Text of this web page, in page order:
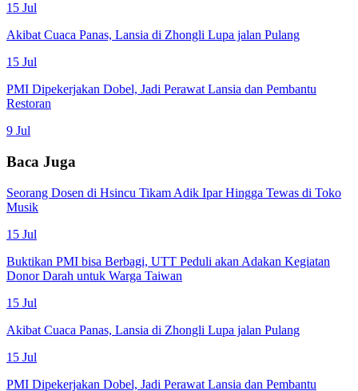
15 Jul
Akibat Cuaca Panas, Lansia di Zhongli Lupa jalan Pulang
15 Jul
PMI Dipekerjakan Dobel, Jadi Perawat Lansia dan Pembantu
Restoran
9 Jul
Baca Juga
Seorang Dosen di Hsincu Tikam Adik Ipar Hingga Tewas di Toko
Musik
15 Jul
Buktikan PMI bisa Berbagi, UTT Peduli akan Adakan Kegiatan
Donor Darah untuk Warga Taiwan
15 Jul
Akibat Cuaca Panas, Lansia di Zhongli Lupa jalan Pulang
15 Jul
PMI Dipekerjakan Dobel, Jadi Perawat Lansia dan Pembantu